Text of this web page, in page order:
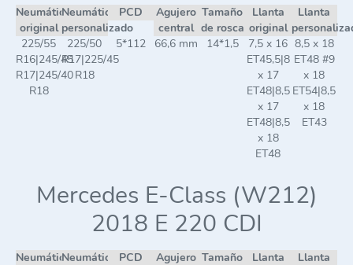
Neumático
original
Neumático
personalizado
PCD
Agujero
central
Tamaño
de rosca
Llanta
original
Llanta
225/55
R16|245/45
R17|245/40
R18
225/50
R17|225/45
R18
5*112 66,6 mm 14*1,5
7,5 x 16
ET45,5|8
x 17
ET48|8,5
x 17
ET48|8,5
x 18
ET48
8,5 x 18
ET48 #9
x 18
ET54|8,5
x 18
ET43
Mercedes E-Class (W212)
2018 E 220 CDI
NeumáticoNeumático
PCD
Agujero Tamaño
Llanta
Llanta